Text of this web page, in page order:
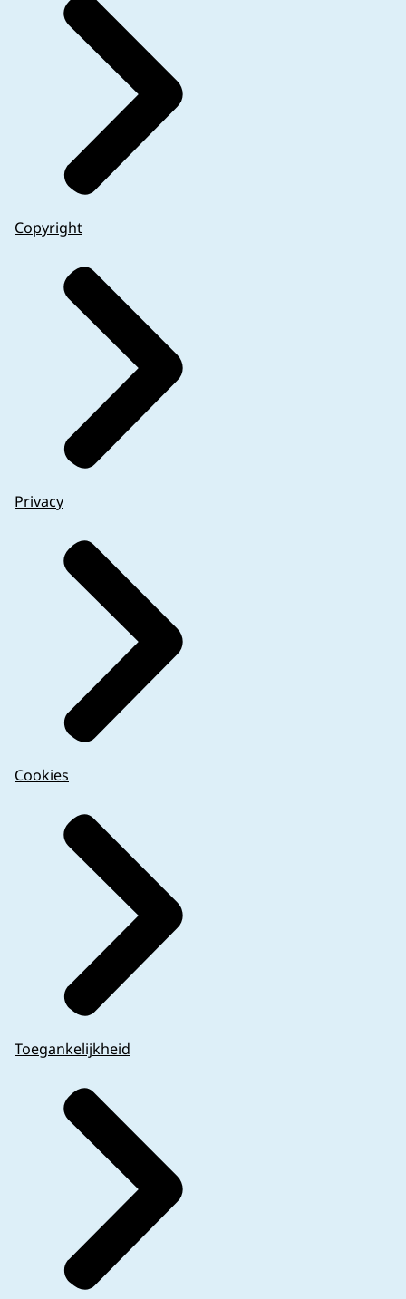
Copyright
Privacy
Cookies
Toegankelijkheid